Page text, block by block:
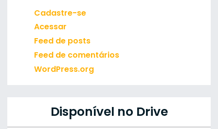
Cadastre-se
Acessar
Feed de posts
Feed de comentários
WordPress.org
Disponível no Drive